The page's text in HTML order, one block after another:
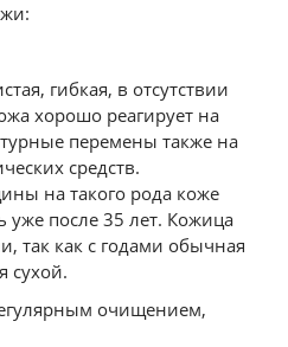
гибкая, в отсутствии
хорошо реагирует на
перемены также на
средств.
на такого рода коже
уже после 35 лет. Кожица
так как с годами обычная
сухой.
очищением,